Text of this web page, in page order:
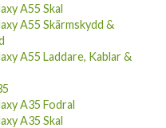
A55 Skal
A55 Skärmskydd &
A55 Laddare, Kablar &
A35 Fodral
A35 Skal